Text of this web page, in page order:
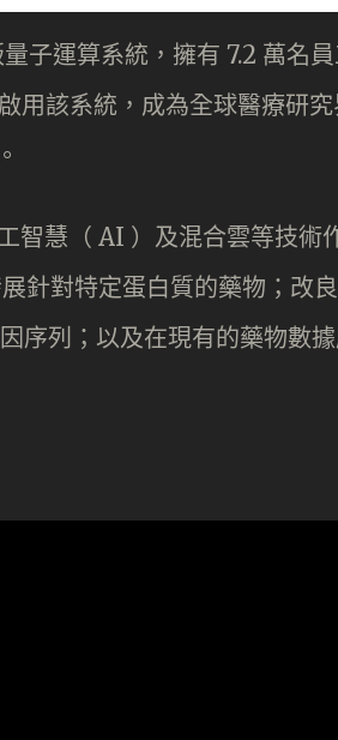
運算系統，擁有 7.2 萬名員
用該系統，成為全球醫療研
慧（ AI ）及混合雲等技術
針對特定蛋白質的藥物；改
序列；以及在現有的藥物數